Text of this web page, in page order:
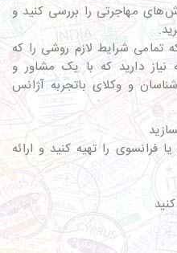
مهاجرتی را بررسی کنید و
تمامی شرایط لازم روشی را که
نیاز دارید که با یک مشاور و
و وکلای باتجربه آژانس
فرانسوی را تهیه کنید و ارائه